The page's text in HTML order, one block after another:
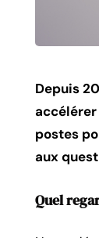
Depuis
postes
aux
Quel